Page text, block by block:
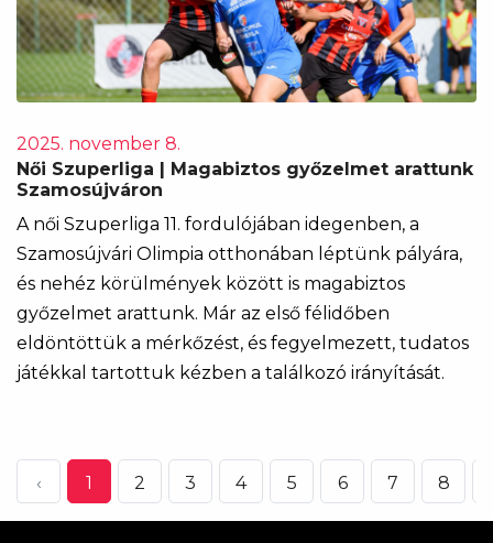
2025. november 8.
Női Szuperliga | Magabiztos győzelmet arattunk
Szamosújváron
A női Szuperliga 11. fordulójában idegenben, a
Szamosújvári Olimpia otthonában léptünk pályára,
és nehéz körülmények között is magabiztos
győzelmet arattunk. Már az első félidőben
eldöntöttük a mérkőzést, és fegyelmezett, tudatos
játékkal tartottuk kézben a találkozó irányítását.
‹ 1 2 3 4 5 6 7 8